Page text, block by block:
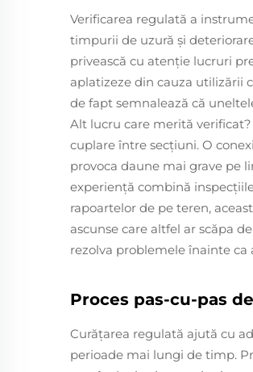
Verificarea regulată a
timpurii de uzură şi
privească cu atenţie lucruri
aplatizeze din cauza utilizării
de fapt semnalează că
Alt lucru care merită
cuplare între secțiuni. O
provoca daune mai grave pe
experienţă combină
rapoartelor de pe teren,
ascunse care altfel ar scăpa
rezolva problemele înainte
Proces pas-cu-pas
Curăţarea regulată ajută cu
perioade mai lungi de timp.